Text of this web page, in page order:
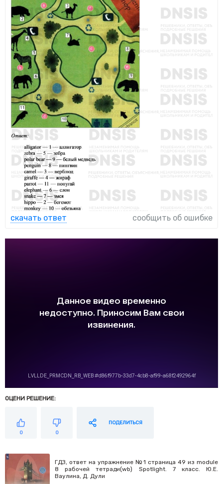
скачать ответ сообщить об ошибке
ОЦЕНИ РЕШЕНИЕ:
0 0
ПОДЕЛИТЬСЯ
ГДЗ, ответ на упражнение №1 страница 49 из module
8 рабочей тетради(wb) Spotlight. 7 класс. Ю.Е.
Ваулина, Д. Дули